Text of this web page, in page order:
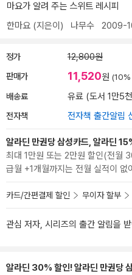
마요가 알려 주는 스위트 레시피
한마요 (지은이) 나무수 2009-
정가 12,800원
판매가 11,520원 (10%
배송료 유료 (도서 1만5
전자책 전자책 출간알림
알라딘 만권당 삼성카드, 알라딘
최대 1만원 또는 2만원 할인(전월
급월 +1개월까지는 전월 실적이 없
카드/간편결제 할인 무이자 할부
관심 저자, 시리즈의 출간 알림을
알라딘 30% 할인! 알라딘 만권당